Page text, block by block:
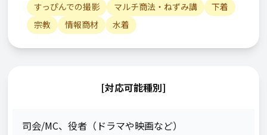
すっぴんでの撮影 マルチ商法・ねずみ講
下着
宗教
情報商材 水着
[対応可能種別]
司会/MC、役者（ドラマや映画など）